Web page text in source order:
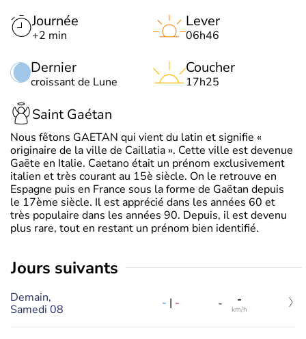
Journée
+2 min
Dernier
croissant de Lune
Lever
06h46
Coucher
17h25
Saint Gaétan
Nous fêtons GAETAN qui vient du latin et signifie «
originaire de la ville de Caillatia ». Cette ville est devenue
Gaëte en Italie. Caetano était un prénom exclusivement
italien et très courant au 15è siècle. On le retrouve en
Espagne puis en France sous la forme de Gaëtan depuis
le 17ème siècle. Il est apprécié dans les années 60 et
très populaire dans les années 90. Depuis, il est devenu
plus rare, tout en restant un prénom bien identifié.
jours suivants
Demain,
Samedi 08
- | - - -
km/h